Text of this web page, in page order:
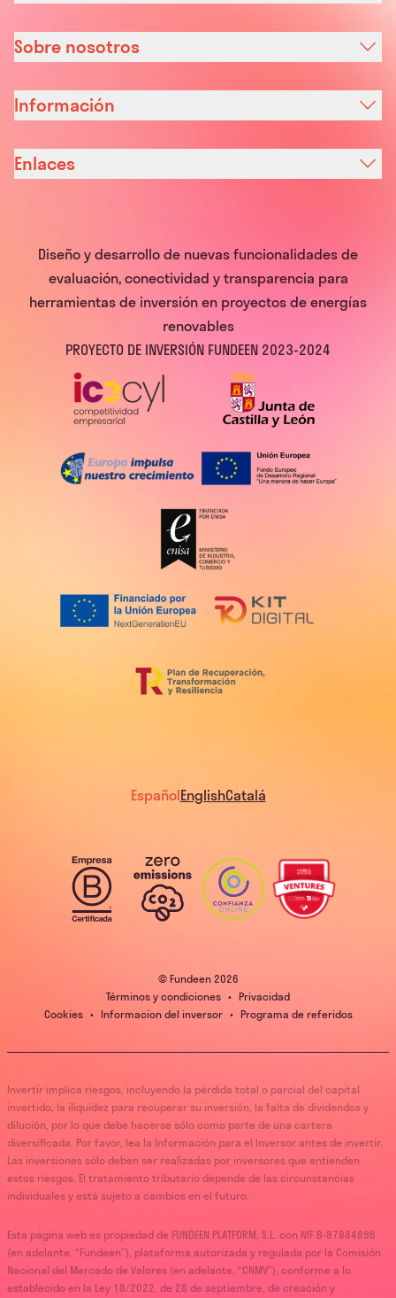
Sobre nosotros
Información
Enlaces
Diseño y desarrollo de nuevas funcionalidades de
evaluación, conectividad y transparencia para
herramientas de inversión en proyectos de energías
renovables
PROYECTO DE INVERSIÓN FUNDEEN 2023-2024
EspañolEnglishCatalá
© Fundeen 2026
Términos y condiciones • Privacidad
Cookies • Informacion del inversor • Programa de referidos
Invertir implica riesgos, incluyendo la pérdida total o parcial del capital
invertido, la iliquidez para recuperar su inversión, la falta de dividendos y
dilución, por lo que debe hacerse sólo como parte de una cartera
diversificada. Por favor, lea la Información para el Inversor antes de invertir.
Las inversiones sólo deben ser realizadas por inversores que entienden
estos riesgos. El tratamiento tributario depende de las circunstancias
individuales y está sujeto a cambios en el futuro.
Esta página web es propiedad de FUNDEEN PLATFORM, S.L. con NIF B-87884896
(en adelante, “Fundeen”), plataforma autorizada y regulada por la Comisión
Nacional del Mercado de Valores (en adelante, “CNMV”), conforme a lo
establecido en la Ley 18/2022, de 28 de septiembre, de creación y